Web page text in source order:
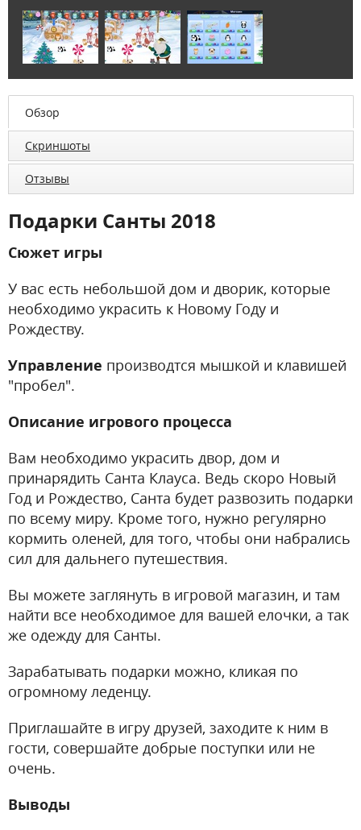
Обзор
Скриншоты
Отзывы
Подарки Санты 2018
Сюжет игры
У вас есть небольшой дом и дворик, которые
необходимо украсить к Новому Году и
Рождеству.
Управление производтся мышкой и клавишей
"пробел".
Описание игрового процесса
Вам необходимо украсить двор, дом и
принарядить Санта Клауса. Ведь скоро Новый
Год и Рождество, Санта будет развозить подарки
по всему миру. Кроме того, нужно регулярно
кормить оленей, для того, чтобы они набрались
сил для дальнего путешествия.
Вы можете заглянуть в игровой магазин, и там
найти все необходимое для вашей елочки, а так
же одежду для Санты.
Зарабатывать подарки можно, кликая по
огромному леденцу.
Приглашайте в игру друзей, заходите к ним в
гости, совершайте добрые поступки или не
очень.
Выводы